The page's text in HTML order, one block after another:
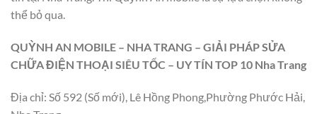
thể bỏ qua.
QUỲNH AN MOBILE – NHA TRANG – GIẢI PHÁP SỬA
CHỮA ĐIỆN THOẠI SIÊU TỐC – UY TÍN TOP 10 Nha Trang
Địa chỉ: Số 592 (Số mới), Lê Hồng Phong,Phường Phước Hải,